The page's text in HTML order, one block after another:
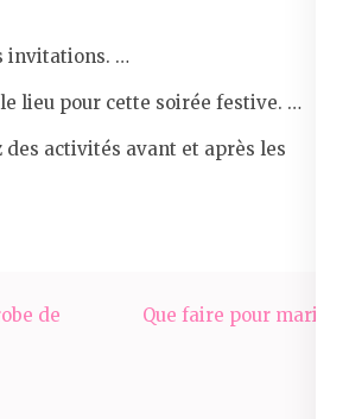
invitations. …
lieu pour cette soirée festive. …
des activités avant et après les
de
Que faire pour marier